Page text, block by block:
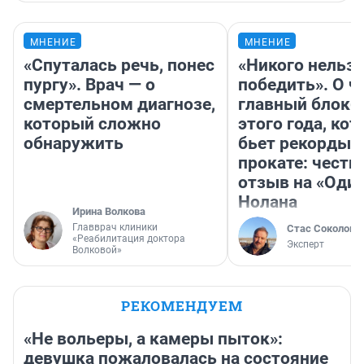
МНЕНИЕ
«Спуталась речь, понес
пургу». Врач — о
смертельном диагнозе,
который сложно
обнаружить
Ирина Волкова
Главврач клиники
«Реабилитация доктора
Волковой»
МНЕНИЕ
«Никого нельзя
победить». О
главный
этого года,
бьет рекорды в
прокате:
отзыв на
Нолана
Стас Соколов
Эксперт
РЕКОМЕНДУЕМ
«Не вольеры, а камеры пыток»:
девушка пожаловалась на состояние